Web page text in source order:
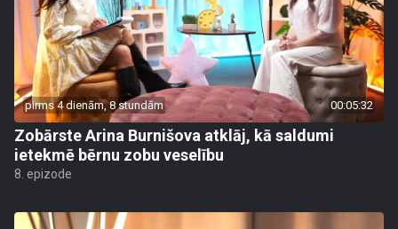
pirms 4 dienām, 8 stundām 00:05:32
Zobārste Arina Burnišova atklāj, kā saldumi
ietekmē bērnu zobu veselību
8. epizode